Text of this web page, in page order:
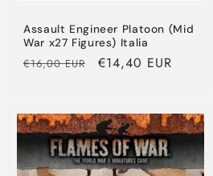
Assault Engineer Platoon (Mid
War x27 Figures) Italia
Normaler
€16,00 EUR Verkaufspreis
€14,40 EUR